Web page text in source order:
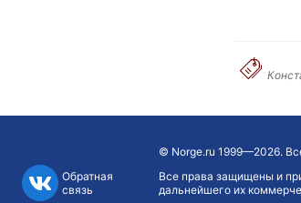
Обратная
связь
© Norge.ru 1999—2026.
Все права защищены и
дальнейшего их